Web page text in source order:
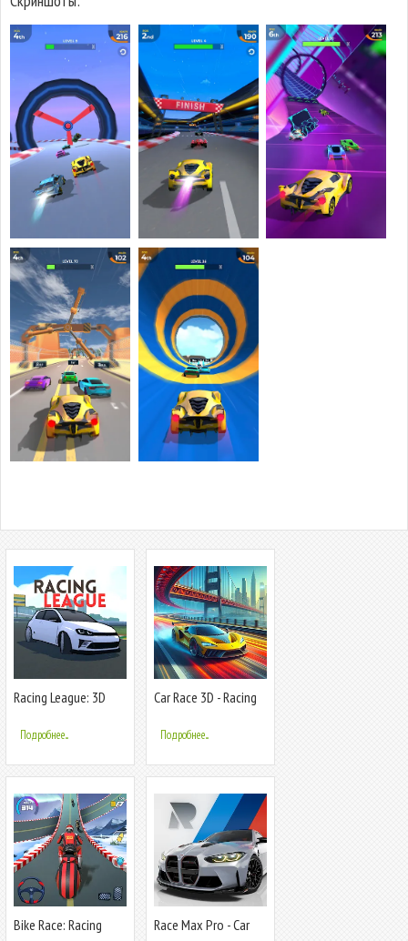
Racing League: 3D
Подробнее...
Car Race 3D - Racing
Подробнее...
Bike Race: Racing
Race Max Pro - Car